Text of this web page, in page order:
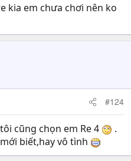
kia em chưa chơi nên ko
#124
cũng chọn em Re 4
.
biết,hay vô tình